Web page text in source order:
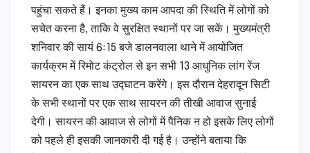
पहुंचा सकते हैं। इनका मुख्य काम आपदा की स्थिति में लोगों को
सचेत करना है, ताकि वे सुरक्षित स्थानों पर जा सकें। मुख्यमंत्री
शनिवार की सायं 6ः15 बजे डालनवाला थाने में आयोजित
कार्यक्रम में रिमोट कंट्रोल से इन सभी 13 आधुनिक लांग रेंज
सायरन का एक साथ उद्घाटन करेंगे। इस दौरान देहरादून सिटी
के सभी स्थानों पर एक साथ सायरन की तीखी आवाज सुनाई
देगी। सायरन की आवाज से लोगों में पैनिक न हो इसके लिए लोगों
को पहले ही इसकी जानकारी दी गई है। उन्होंने बताया कि